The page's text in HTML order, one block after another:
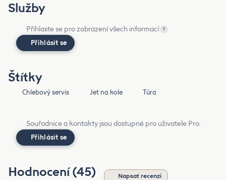
Služby
Přihlaste se pro zobrazení všech informací ?
Přihlásit se
Štítky
Chlebový servis Jet na kole Túra
Souřadnice a kontakty jsou dostupné pro uživatele Pro.
Přihlásit se
Hodnocení (45) Napsat recenzi